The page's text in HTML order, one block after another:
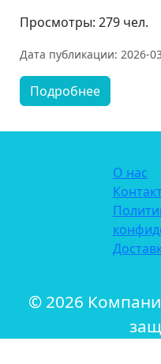
Просмотры: 279 чел.
Дата публикации: 2026-
Подробнее
О нас
© 2026